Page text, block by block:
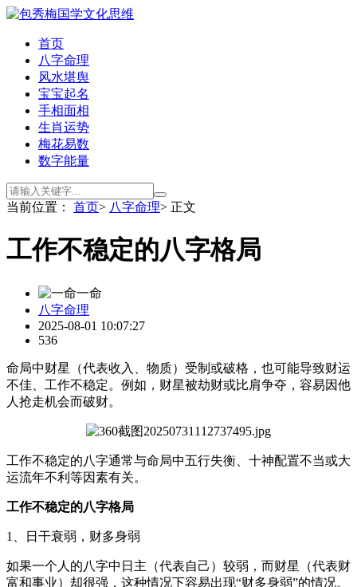
首页
八字命理
风水堪舆
宝宝起名
手相面相
生肖运势
梅花易数
数字能量
当前位置： 首页> 八字命理> 正文
工作不稳定的八字格局
一命
八字命理
2025-08-01 10:07:27
536
命局中财星（代表收入、物质）受制或破格，也可能导致财运
不佳、工作不稳定。例如，财星被劫财或比肩争夺，容易因他
人抢走机会而破财。
工作不稳定的八字通常与命局中五行失衡、十神配置不当或大
运流年不利等因素有关。
工作不稳定的八字格局
1、日干衰弱，财多身弱
如果一个人的八字中日主（代表自己）较弱，而财星（代表财
富和事业）却很强，这种情况下容易出现“财多身弱”的情况。